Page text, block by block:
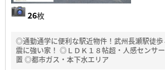
26枚
◎通勤通学に便利な駅近物件！武州長瀬駅徒
震に強い家！ ◎ＬＤＫ１８帖超・人感センサ
置 ◎都市ガス・本下水エリア